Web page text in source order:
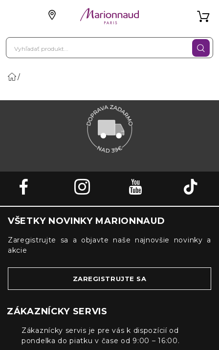
VŠETKY NOVINKY MARIONNAUD
Zaregistrujte sa a objavte naše najnovšie novinky a
akcie
ZAREGISTRUJTE SA
ZÁKAZNÍCKY SERVIS
Zákaznícky servis je pre vás k dispozícií od
pondelka do piatku v čase od 9:00 – 16:00.